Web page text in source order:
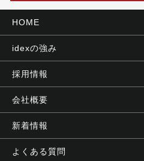
HOME
idexの強み
採用情報
会社概要
新着情報
よくある質問